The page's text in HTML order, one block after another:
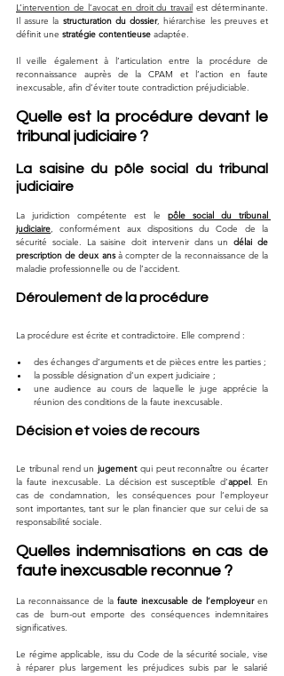
L’intervention de l’avocat en droit du travail est déterminante.
Il assure la structuration du dossier, hiérarchise les preuves et
définit une stratégie contentieuse adaptée.
Il veille également à l’articulation entre la procédure de
reconnaissance auprès de la CPAM et l’action en faute
inexcusable, afin d’éviter toute contradiction préjudiciable.
Quelle est la procédure devant le
tribunal judiciaire ?
La saisine du pôle social du tribunal
judiciaire
La juridiction compétente est le pôle social du tribunal
judiciaire, conformément aux dispositions du Code de la
sécurité sociale. La saisine doit intervenir dans un délai de
prescription de deux ans à compter de la reconnaissance de la
maladie professionnelle ou de l’accident.
Déroulement de la procédure
La procédure est écrite et contradictoire. Elle comprend :
des échanges d’arguments et de pièces entre les parties ;
la possible désignation d’un expert judiciaire ;
une audience au cours de laquelle le juge apprécie la
réunion des conditions de la faute inexcusable.
Décision et voies de recours
Le tribunal rend un jugement qui peut reconnaître ou écarter
la faute inexcusable. La décision est susceptible d’appel. En
cas de condamnation, les conséquences pour l’employeur
sont importantes, tant sur le plan financier que sur celui de sa
responsabilité sociale.
Quelles indemnisations en cas de
faute inexcusable reconnue ?
La reconnaissance de la faute inexcusable de l’employeur en
cas de burn-out emporte des conséquences indemnitaires
significatives.
Le régime applicable, issu du Code de la sécurité sociale, vise
à réparer plus largement les préjudices subis par le salarié